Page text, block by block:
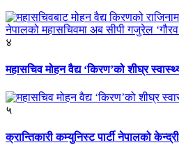
४
महासचिव मोहन वैद्य ‘किरण’को शीघ्र
५
क्रान्तिकारी कम्युनिस्ट पार्टी नेपालको